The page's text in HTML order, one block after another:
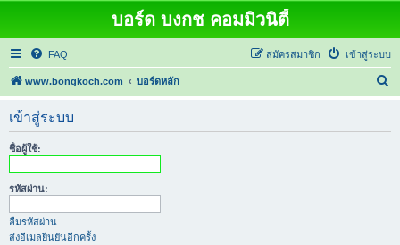
บอร์ด บงกช คอมมิวนิตี้
FAQ เข้าสู่ระบบ
สมัครสมาชิก
www.bongkoch.com บอร์ดหลัก
เข้าสู่ระบบ
ชื่อผู้ใช้:
รหัสผ่าน:
ลืมรหัสผ่าน
ส่งอีเมลยืนยันอีกครั้ง